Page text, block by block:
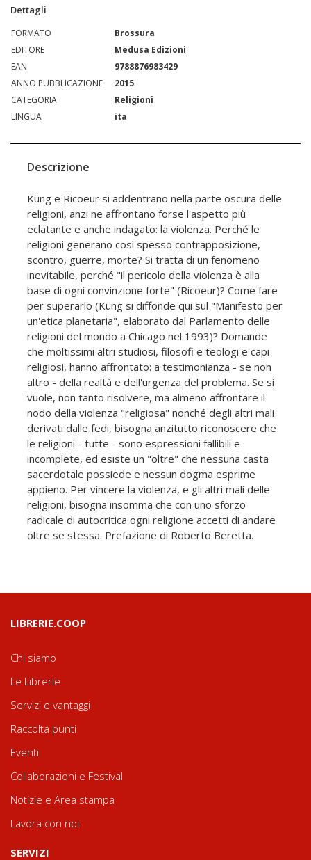
Dettagli
FORMATO
Brossura
EDITORE
Medusa Edizioni
EAN
9788876983429
ANNO PUBBLICAZIONE
2015
CATEGORIA
Religioni
LINGUA
ita
Descrizione
Küng e Ricoeur si addentrano nella parte oscura delle
religioni, anzi ne affrontano forse l'aspetto più
eclatante e anche indagato: la violenza. Perché le
religioni generano così spesso contrapposizione,
scontro, guerre, morte? Si tratta di un fenomeno
inevitabile, perché "il pericolo della violenza è alla
base di ogni convinzione forte" (Ricoeur)? Come fare
per superarlo (Küng si diffonde qui sul "Manifesto per
un'etica planetaria", elaborato dal Parlamento delle
religioni del mondo a Chicago nel 1993)? Domande
che moltissimi altri studiosi, filosofi e teologi e capi
religiosi, hanno affrontato: a testimonianza - se non
altro - della realtà e dell'urgenza del problema. Se si
vuole, non tanto risolvere, ma almeno affrontare il
nodo della violenza "religiosa" nonché degli altri mali
derivati dalle fedi, bisogna anzitutto riconoscere che
le religioni - tutte - sono espressioni fallibili e
incomplete, ed esiste un "oltre" che nessuna casta
sacerdotale possiede e nessun dogma esprime
appieno. Per vincere la violenza, e gli altri mali delle
religioni, bisogna insomma che con uno sforzo
radicale di autocritica ogni religione accetti di andare
oltre se stessa. Prefazione di Roberto Beretta.
LIBRERIE.COOP
Chi siamo
Le Librerie
Servizi e vantaggi
Raccolta punti
Eventi
Collaborazioni e Festival
Notizie e Area stampa
Lavora con noi
SERVIZI